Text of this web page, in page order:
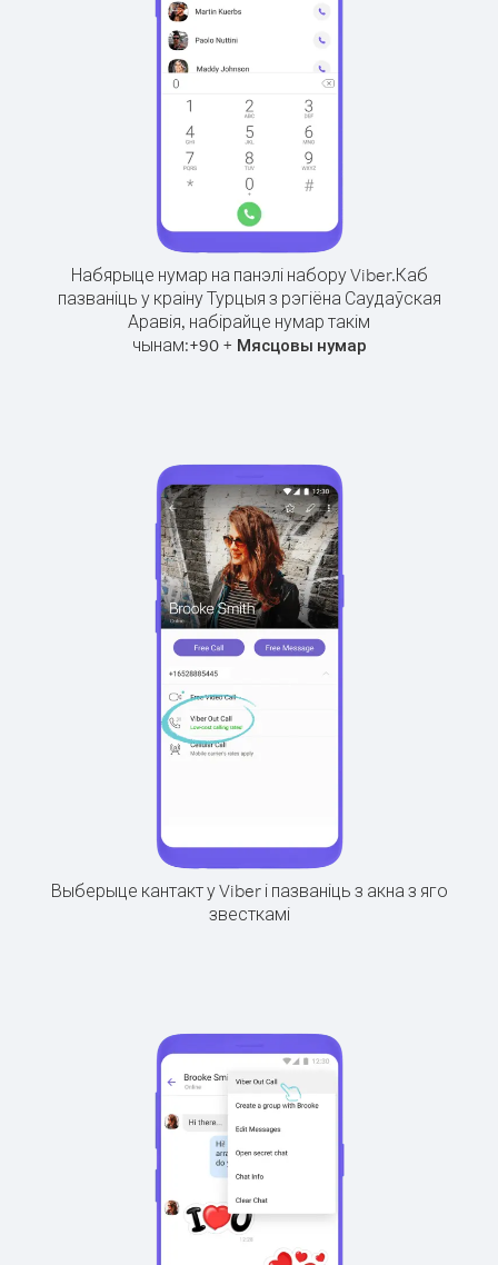
Набярыце нумар на панэлі набору Viber.Каб
пазваніць у краіну Турцыя з рэгіёна Саудаўская
Аравія, набірайце нумар такім
чынам:+90+ Мясцовы нумар
Выберыце кантакт у Viber і пазваніць з акна з яго
звесткамі